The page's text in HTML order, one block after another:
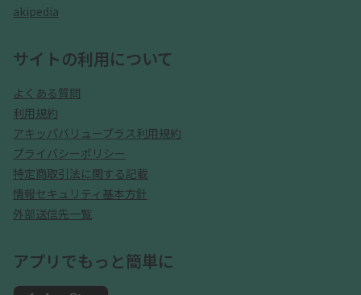
akipedia
サイトの利用について
よくある質問
利用規約
アキッパバリュープラス利用規約
プライバシーポリシー
特定商取引法に関する記載
情報セキュリティ基本方針
外部送信先一覧
アプリでもっと簡単に